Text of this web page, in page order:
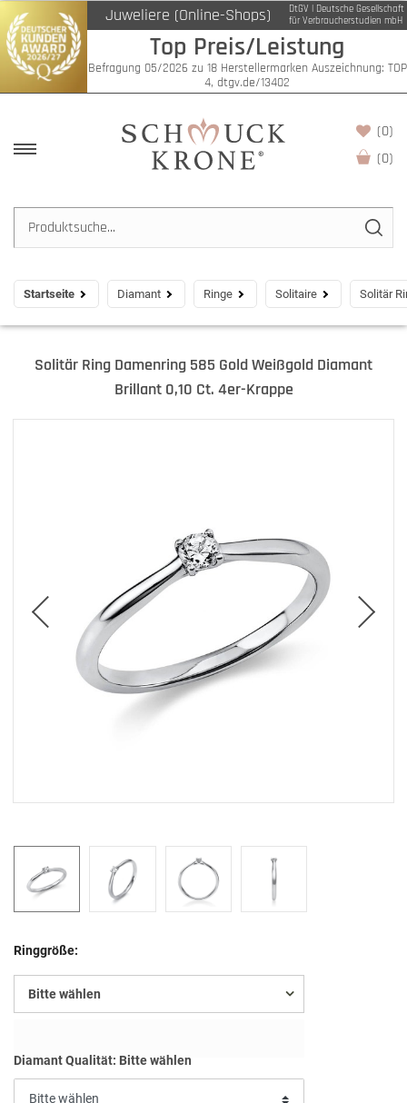
Juweliere (Online-Shops)
DtGV | Deutsche Gesellschaft
für Verbraucherstudien mbH
Top Preis/Leistung
Befragung 05/2026 zu 18 Herstellermarken Auszeichnung: TOP
4, dtgv.de/13402
(0)
(0)
Startseite Diamant Ringe Solitaire Solitär
Solitär Ring Damenring 585 Gold Weißgold Diamant
Brillant 0,10 Ct. 4er-Krappe
Ringgröße:
Bitte wählen
Diamant Qualität: Bitte wählen